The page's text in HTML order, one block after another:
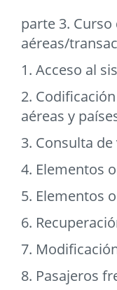
parte 3. Curso
aéreas/
1. Acceso al
2.
aéreas y
3. Consulta de
4. Elementos
5. Elementos
6.
7.
8. Pasajeros